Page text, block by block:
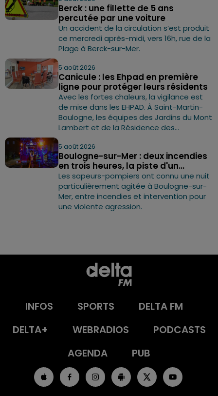
Berck : une fillette de 5 ans
percutée par une voiture
Un accident de la circulation s’est produit
ce mercredi après-midi, vers 16h, rue de la
Plage à Berck-sur-Mer.
5 août 2026
Canicule : les Ehpad en première
ligne pour protéger leurs résidents
Avec les fortes chaleurs, la vigilance est
de mise dans les EHPAD. À Saint-Martin-
Boulogne, les équipes des Jardins du Mont
Lambert et de la Résidence des...
5 août 2026
Boulogne-sur-Mer : deux incendies
en trois heures, la piste d'un...
Les sapeurs-pompiers ont connu une nuit
particulièrement agitée à Boulogne-sur-
Mer, entre incendies et intervention pour
une violente agression.
INFOS SPORTS
DELTA FM
DELTA+
WEBRADIOS
PODCASTS
AGENDA
PUB